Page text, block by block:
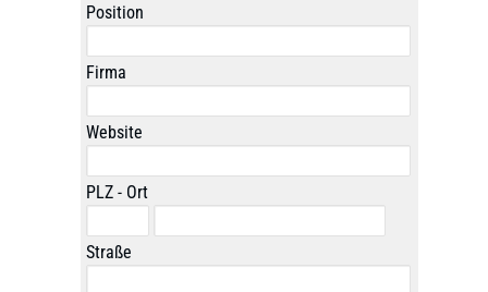
Position
Firma
Website
PLZ - Ort
Straße